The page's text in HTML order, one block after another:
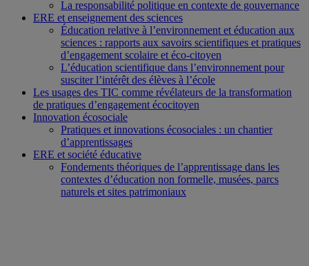
La responsabilité politique en contexte de gouvernance
ERE et enseignement des sciences
Éducation relative à l’environnement et éducation aux
sciences : rapports aux savoirs scientifiques et pratiques
d’engagement scolaire et éco-citoyen
L’éducation scientifique dans l’environnement pour
susciter l’intérêt des élèves à l’école
Les usages des TIC comme révélateurs de la transformation
de pratiques d’engagement écocitoyen
Innovation écosociale
Pratiques et innovations écosociales : un chantier
d’apprentissages
ERE et société éducative
Fondements théoriques de l’apprentissage dans les
contextes d’éducation non formelle, musées, parcs
naturels et sites patrimoniaux